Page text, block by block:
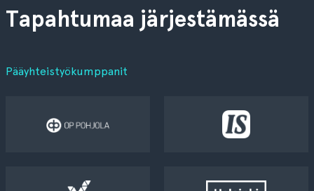
Tapahtumaa järjestämässä
Pääyhteistyökumppanit